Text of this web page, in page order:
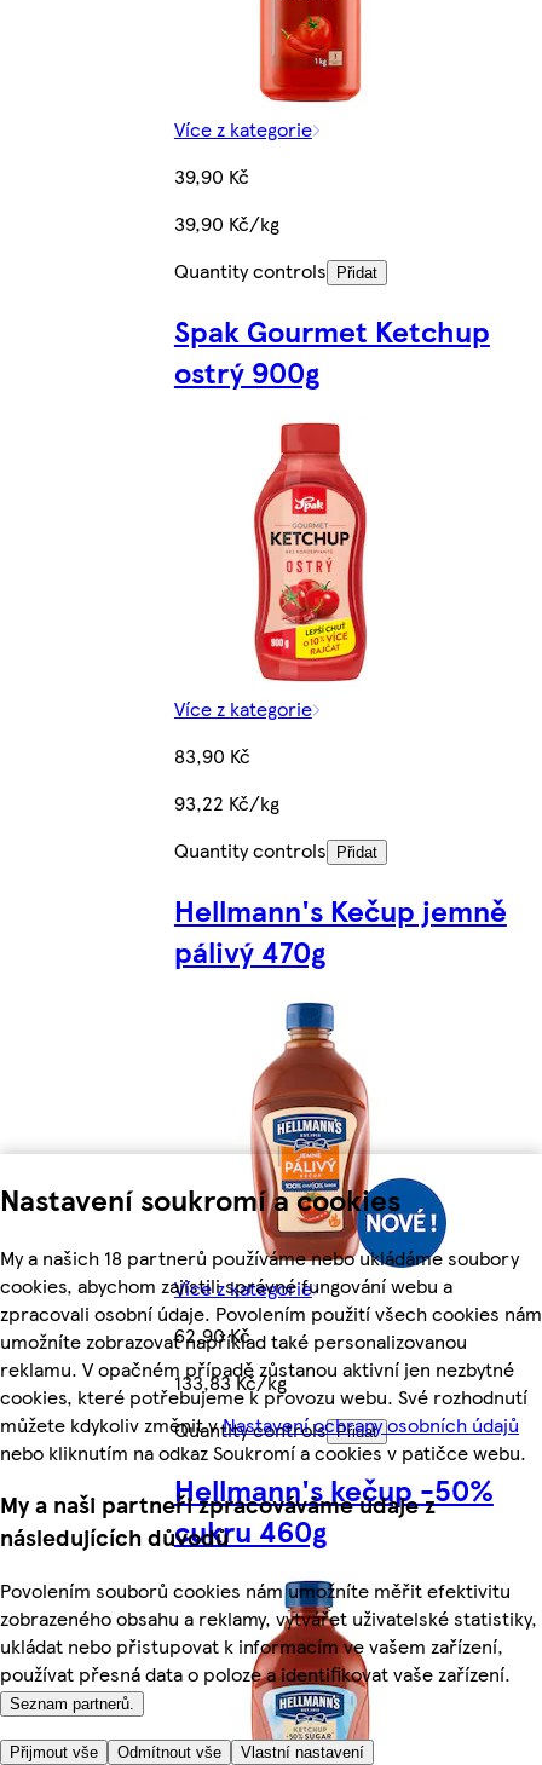
Nastavení soukromí a cookies
My a našich 18 partnerů používáme nebo ukládáme soubory
cookies, abychom zajistili správné fungování webu a
zpracovali osobní údaje. Povolením použití všech cookies nám
umožníte zobrazovat například také personalizovanou
reklamu. V opačném případě zůstanou aktivní jen nezbytné
cookies, které potřebujeme k provozu webu. Své rozhodnutí
můžete kdykoliv změnit vNastavení ochrany osobních údajů
nebo kliknutím na odkaz Soukromí a cookies v patičce webu.
My a naši partneři zpracováváme údaje z
následujících důvodů
Povolením souborů cookies nám umožníte měřit efektivitu
zobrazeného obsahu a reklamy, vytvářet uživatelské statistiky,
ukládat nebo přistupovat k informacím ve vašem zařízení,
používat přesná data o poloze a identifikovat vaše zařízení.
Seznam partnerů.
Přijmout vše Odmítnout vše Vlastní nastavení
Více z kategorie
39,90 Kč
39,90 Kč/kg
Quantity controls
Přidat
Spak Gourmet Ketchup
ostrý 900g
Více z kategorie
83,90 Kč
93,22 Kč/kg
Quantity controls
Přidat
Hellmann's Kečup jemně
pálivý 470g
Více z kategorie
62,90 Kč
133,83 Kč/kg
Quantity controls Přidat
Hellmann's kečup -50%
cukru 460g